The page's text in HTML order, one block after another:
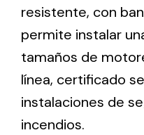
Iluminación
Variedad de
de necesidades.
resistente, con
permite instalar
tamaños de
línea, certificado
instalaciones de
incendios.